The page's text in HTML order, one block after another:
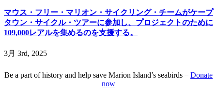
マウス・フリー・マリオン・サイクリング・チームがケープ
タウン・サイクル・ツアーに参加し、プロジェクトのために
109,000レアルを集めるのを支援する。
3月 3rd, 2025
Be a part of history and help save Marion Island’s seabirds – Donate
now